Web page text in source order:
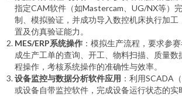
指定CAM软件（如Mastercam、UG/NX等）
制、模拟验证，并成功导入数控机床执行加
置及仿真验证能力。
MES/ERP系统操作 ：模拟生产流程，要求参
成生产工单的查询、开工、物料扫描、质量
程操作，考核系统操作的准确性与效率。
设备监控与数据分析软件应用 ：利用SCADA
或设备自带监控软件，完成设备运行状态的